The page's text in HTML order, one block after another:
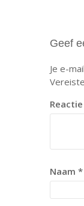
Geef
Je e-
Reactie
Naam *